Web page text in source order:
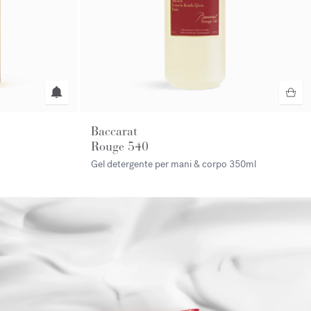
Baccarat
Rouge 540
Gel detergente per mani & corpo 350ml